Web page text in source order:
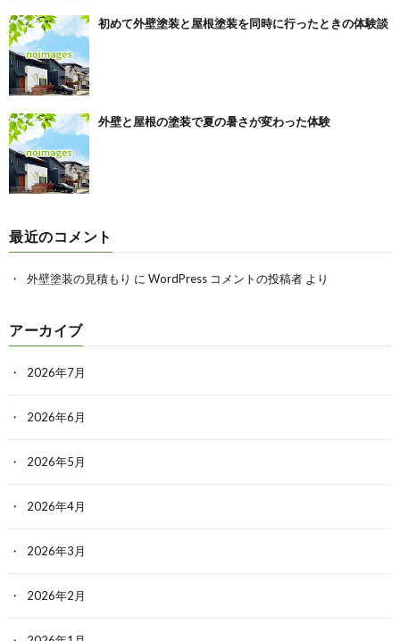
初めて外壁塗装と屋根塗装を同時に行ったときの体験談
外壁と屋根の塗装で夏の暑さが変わった体験
最近のコメント
外壁塗装の見積もり に WordPress コメントの投稿者 より
アーカイブ
2026年7月
2026年6月
2026年5月
2026年4月
2026年3月
2026年2月